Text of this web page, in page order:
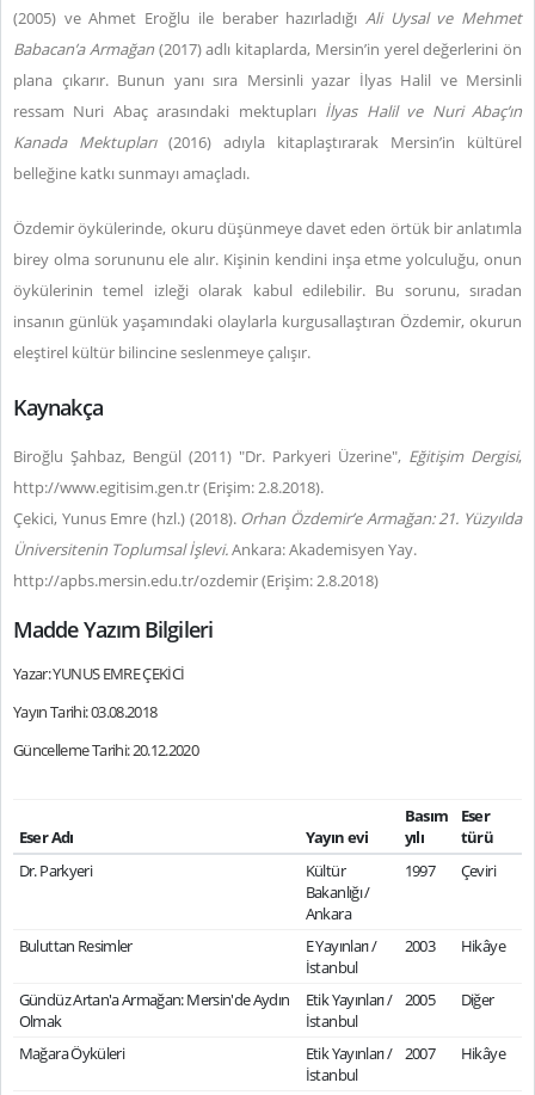
(2005) ve Ahmet Eroğlu ile beraber hazırladığı Ali Uysal ve Mehmet
Babacan’a Armağan(2017) adlı kitaplarda, Mersin’in yerel değerlerini ön
plana çıkarır. Bunun yanı sıra Mersinli yazar İlyas Halil ve Mersinli
ressam Nuri Abaç arasındaki mektupları İlyas Halil ve Nuri Abaç’ın
Kanada Mektupları(2016) adıyla kitaplaştırarak Mersin’in kültürel
belleğine katkı sunmayı amaçladı.
Özdemir öykülerinde, okuru düşünmeye davet eden örtük bir anlatımla
birey olma sorununu ele alır. Kişinin kendini inşa etme yolculuğu, onun
öykülerinin temel izleği olarak kabul edilebilir. Bu sorunu, sıradan
insanın günlük yaşamındaki olaylarla kurgusallaştıran Özdemir, okurun
eleştirel kültür bilincine seslenmeye çalışır.
Kaynakça
Biroğlu Şahbaz, Bengül (2011) "Dr. Parkyeri Üzerine", Eğitişim Dergisi,
http://www.egitisim.gen.tr (Erişim: 2.8.2018).
Çekici, Yunus Emre (hzl.) (2018). Orhan Özdemir’e Armağan: 21. Yüzyılda
Üniversitenin Toplumsal İşlevi.Ankara: Akademisyen Yay.
http://apbs.mersin.edu.tr/ozdemir (Erişim: 2.8.2018)
Madde Yazım Bilgileri
Yazar: YUNUS EMRE ÇEKİCİ
Yayın Tarihi: 03.08.2018
Güncelleme Tarihi: 20.12.2020
Eser Adı Yayın evi
Basım
yılı
Eser
türü
Dr. Parkyeri
Kültür
Bakanlığı /
Ankara
1997 Çeviri
Buluttan Resimler
E Yayınları /
İstanbul
2003 Hikâye
Gündüz Artan'a Armağan: Mersin'de Aydın
Olmak
Etik Yayınları /
İstanbul
2005 Diğer
Mağara Öyküleri
Etik Yayınları /
İstanbul
2007 Hikâye